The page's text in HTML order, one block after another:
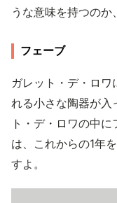
うな意味を持つのか
フェーブ
ガレット・デ・ロワ
れる小さな陶器が入
ト・デ・ロワの中
は、これからの1年
すよ。